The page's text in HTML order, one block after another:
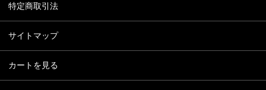
特定商取引法
サイトマップ
カートを見る